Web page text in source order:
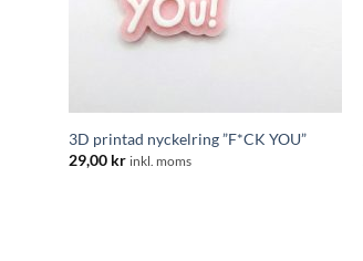
3D printad nyckelring ”F*CK YOU”
29,00 kr inkl. moms